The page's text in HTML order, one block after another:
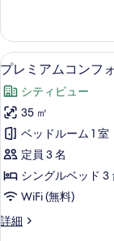
る
ル
ー
ム
禁
煙
の
す
べ
の
イ
ン
ル
ー
ム
禁
煙
の
細
ト
フ
ロ
ア
デ
ラ
ッ
ク
ス
ツ
ム
コ
ン
ォ
ー
ト
フ
ロ
ア
デ
ラ
ク
プ
レ
ミ
ア
ム
コ
ン
フ
ォ
4
プレミアムコンフ
シティビュー
35 ㎡
ベッドルーム 1 室
定員 3 名
シングルベッド 3
WiFi (無料)
詳細
プ